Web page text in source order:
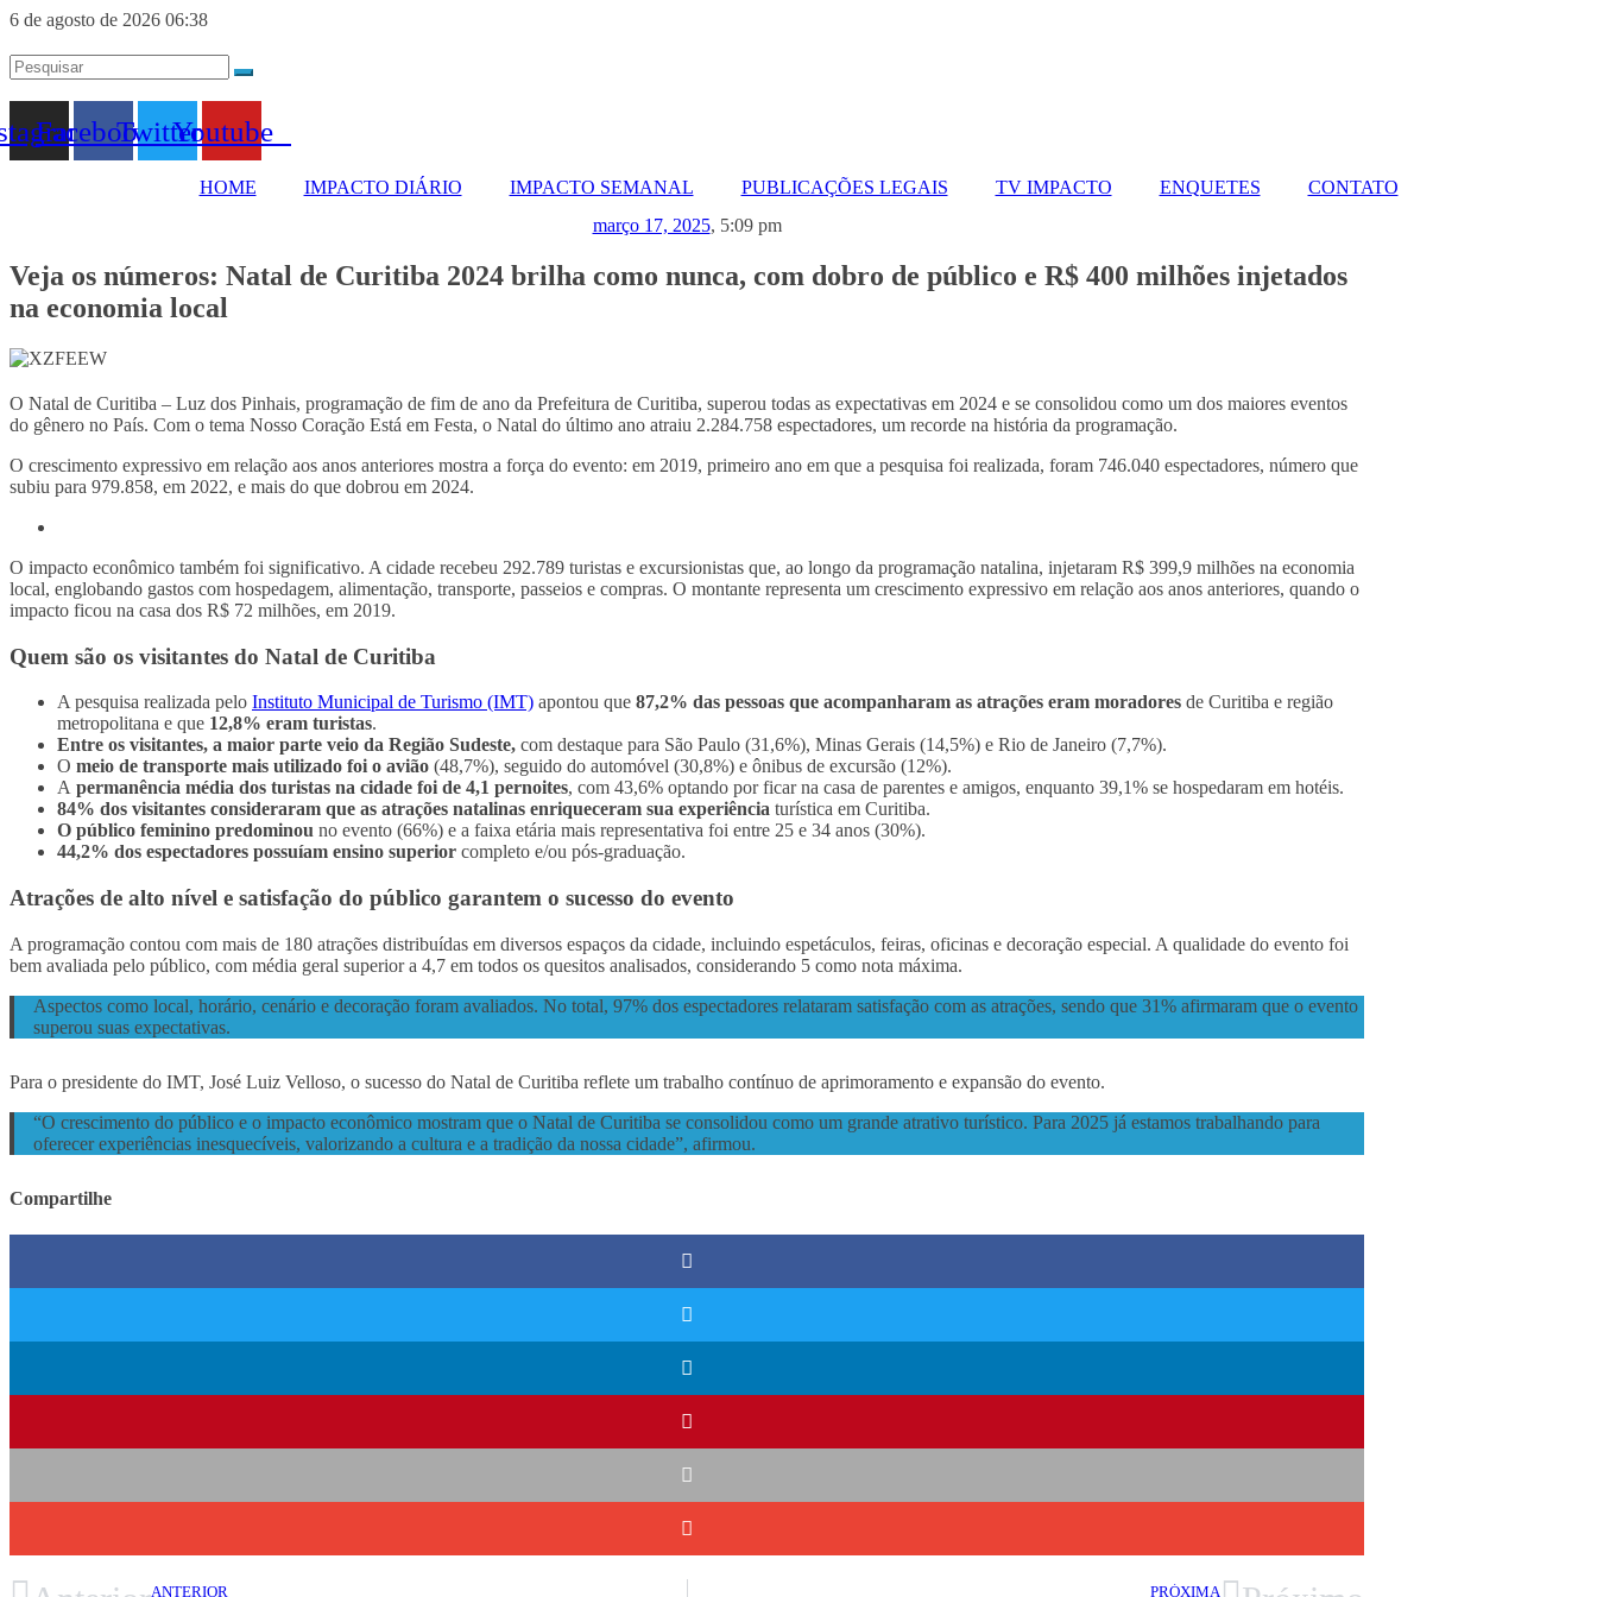
6 de agosto de 2026 06:38
FacebookTwitterYoutube
HOME IMPACTO DIÁRIO IMPACTO SEMANAL PUBLICAÇÕES LEGAIS TV IMPACTO ENQUETES
CONTATO
março 17, 2025, 5:09 pm
Veja os números: Natal de Curitiba 2024 brilha como nunca, com dobro de público e R$ 400 milhões injetados
na economia local
O Natal de Curitiba – Luz dos Pinhais, programação de fim de ano da Prefeitura de Curitiba, superou todas as expectativas em 2024 e se consolidou como um dos maiores eventos
do gênero no País. Com o tema Nosso Coração Está em Festa, o Natal do último ano atraiu 2.284.758 espectadores, um recorde na história da programação.
O crescimento expressivo em relação aos anos anteriores mostra a força do evento: em 2019, primeiro ano em que a pesquisa foi realizada, foram 746.040 espectadores, número que
subiu para 979.858, em 2022, e mais do que dobrou em 2024.
O impacto econômico também foi significativo. A cidade recebeu 292.789 turistas e excursionistas que, ao longo da programação natalina, injetaram R$ 399,9 milhões na economia
local, englobando gastos com hospedagem, alimentação, transporte, passeios e compras. O montante representa um crescimento expressivo em relação aos anos anteriores, quando o
impacto ficou na casa dos R$ 72 milhões, em 2019.
Quem são os visitantes do Natal de Curitiba
A pesquisa realizada pelo Instituto Municipal de Turismo (IMT) apontou que 87,2% das pessoas que acompanharam as atrações eram moradores de Curitiba e região
metropolitana e que 12,8% eram turistas.
Entre os visitantes, a maior parte veio da Região Sudeste, com destaque para São Paulo (31,6%), Minas Gerais (14,5%) e Rio de Janeiro (7,7%).
O meio de transporte mais utilizado foi o avião (48,7%), seguido do automóvel (30,8%) e ônibus de excursão (12%).
A permanência média dos turistas na cidade foi de 4,1 pernoites, com 43,6% optando por ficar na casa de parentes e amigos, enquanto 39,1% se hospedaram em hotéis.
84% dos visitantes consideraram que as atrações natalinas enriqueceram sua experiência turística em Curitiba.
O público feminino predominou no evento (66%) e a faixa etária mais representativa foi entre 25 e 34 anos (30%).
44,2% dos espectadores possuíam ensino superior completo e/ou pós-graduação.
Atrações de alto nível e satisfação do público garantem o sucesso do evento
A programação contou com mais de 180 atrações distribuídas em diversos espaços da cidade, incluindo espetáculos, feiras, oficinas e decoração especial. A qualidade do evento foi
bem avaliada pelo público, com média geral superior a 4,7 em todos os quesitos analisados, considerando 5 como nota máxima.
Aspectos como local, horário, cenário e decoração foram avaliados. No total, 97% dos espectadores relataram satisfação com as atrações, sendo que 31% afirmaram que o evento
superou suas expectativas.
Para o presidente do IMT, José Luiz Velloso, o sucesso do Natal de Curitiba reflete um trabalho contínuo de aprimoramento e expansão do evento.
“O crescimento do público e o impacto econômico mostram que o Natal de Curitiba se consolidou como um grande atrativo turístico. Para 2025 já estamos trabalhando para
oferecer experiências inesquecíveis, valorizando a cultura e a tradição da nossa cidade”, afirmou.
Compartilhe
ANTERIOR PRÓXIMA